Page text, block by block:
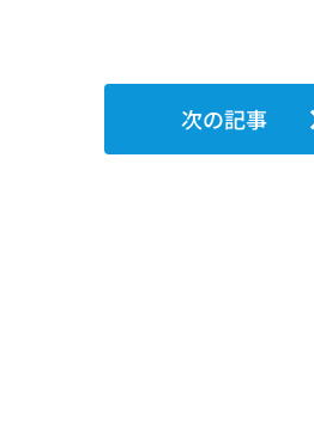
次の記事